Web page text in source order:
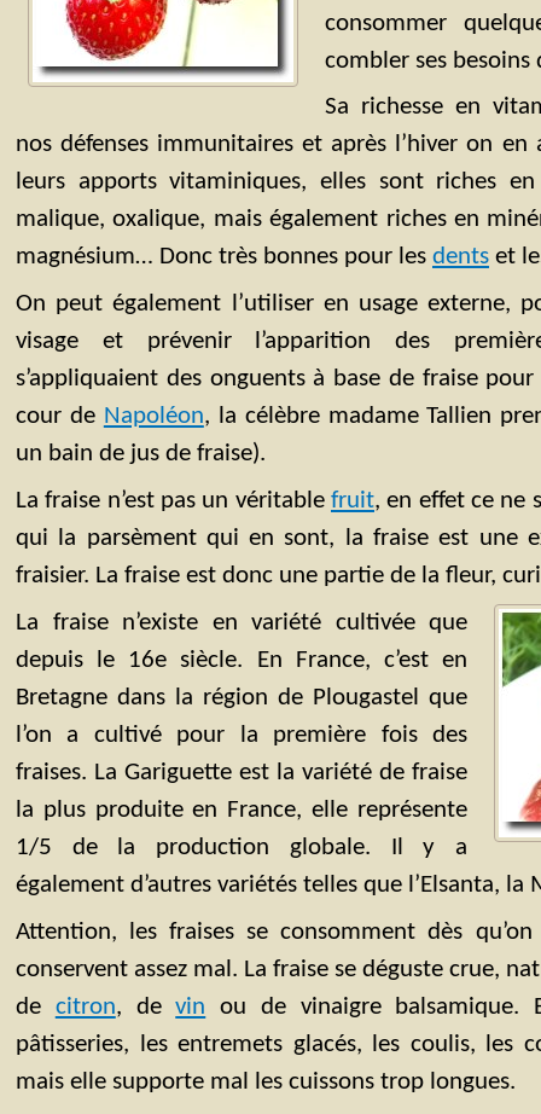
consommer
combler ses
Sa richesse en
nos défenses immunitaires et après l’hiver on
leurs apports vitaminiques, elles sont riches
malique, oxalique, mais également riches en
magnésium… Donc très bonnes pour les dents et
On peut également l’utiliser en usage externe,
visage et prévenir l’apparition des
s’appliquaient des onguents à base de fraise
cour de Napoléon, la célèbre madame Tallien
un bain de jus de fraise).
La fraise n’est pas un véritable fruit, en effet ce ne
qui la parsèment qui en sont, la fraise est une
fraisier. La fraise est donc une partie de la fleur,
La fraise n’existe en variété cultivée que
depuis le 16e siècle. En France, c’est en
Bretagne dans la région de Plougastel que
l’on a cultivé pour la première fois des
fraises. La Gariguette est la variété de fraise
la plus produite en France, elle représente
1/5 de la production globale. Il y a
également d’autres variétés telles que l’Elsanta, la
Attention, les fraises se consomment dès
conservent assez mal. La fraise se déguste crue,
de citron, devin ou de vinaigre balsamique.
pâtisseries, les entremets glacés, les coulis, les
mais elle supporte mal les cuissons trop longues.